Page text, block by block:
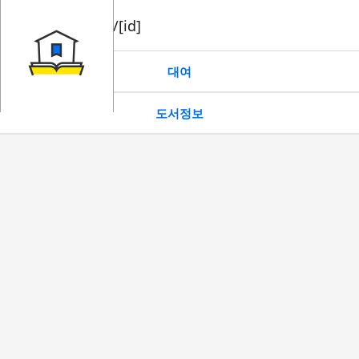
book/rent/[id]
대여
도서정보